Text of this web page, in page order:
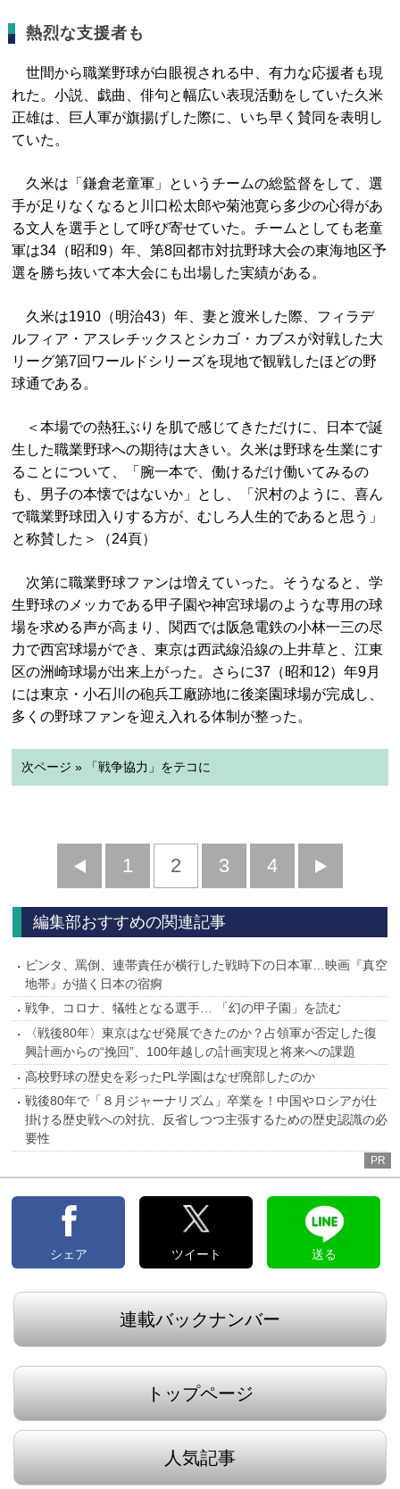
熱烈な支援者も
世間から職業野球が白眼視される中、有力な応援者も現
れた。小説、戯曲、俳句と幅広い表現活動をしていた久米
正雄は、巨人軍が旗揚げした際に、いち早く賛同を表明し
ていた。
久米は「鎌倉老童軍」というチームの総監督をして、選
手が足りなくなると川口松太郎や菊池寛ら多少の心得があ
る文人を選手として呼び寄せていた。チームとしても老童
軍は34（昭和9）年、第8回都市対抗野球大会の東海地区予
選を勝ち抜いて本大会にも出場した実績がある。
久米は1910（明治43）年、妻と渡米した際、フィラデ
ルフィア・アスレチックスとシカゴ・カブスが対戦した大
リーグ第7回ワールドシリーズを現地で観戦したほどの野
球通である。
＜本場での熱狂ぶりを肌で感じてきただけに、日本で誕
生した職業野球への期待は大きい。久米は野球を生業にす
ることについて、「腕一本で、働けるだけ働いてみるの
も、男子の本懐ではないか」とし、「沢村のように、喜ん
で職業野球団入りする方が、むしろ人生的であると思う」
と称賛した＞（24頁）
次第に職業野球ファンは増えていった。そうなると、学
生野球のメッカである甲子園や神宮球場のような専用の球
場を求める声が高まり、関西では阪急電鉄の小林一三の尽
力で西宮球場ができ、東京は西武線沿線の上井草と、江東
区の洲崎球場が出来上がった。さらに37（昭和12）年9月
には東京・小石川の砲兵工廠跡地に後楽園球場が完成し、
多くの野球ファンを迎え入れる体制が整った。
次ページ » 「戦争協力」をテコに
前
へ
1 2 3 4
へ
編集部おすすめの関連記事
ビンタ、罵倒、連帯責任が横行した戦時下の日本軍…映画『真空
地帯』が描く日本の宿痾
戦争、コロナ、犠牲となる選手… 「幻の甲子園」を読む
〈戦後80年〉東京はなぜ発展できたのか？占領軍が否定した復
興計画からの“挽回”、100年越しの計画実現と将来への課題
高校野球の歴史を彩ったPL学園はなぜ廃部したのか
戦後80年で「８月ジャーナリズム」卒業を！中国やロシアが仕
掛ける歴史戦への対抗、反省しつつ主張するための歴史認識の必
要性
PR
シェア ツイート 送る
連載バックナンバー
トップページ
人気記事